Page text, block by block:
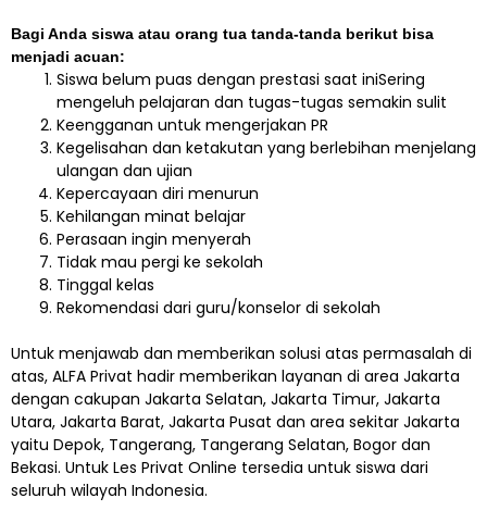
Bagi Anda siswa atau orang tua tanda-tanda berikut bisa
menjadi acuan:
Siswa belum puas dengan prestasi saat iniSering
mengeluh pelajaran dan tugas-tugas semakin sulit
Keengganan untuk mengerjakan PR
Kegelisahan dan ketakutan yang berlebihan menjelang
ulangan dan ujian
Kepercayaan diri menurun
Kehilangan minat belajar
Perasaan ingin menyerah
Tidak mau pergi ke sekolah
Tinggal kelas
Rekomendasi dari guru/konselor di sekolah
Untuk menjawab dan memberikan solusi atas permasalah di
atas, ALFA Privat hadir memberikan layanan di area Jakarta
dengan cakupan Jakarta Selatan, Jakarta Timur, Jakarta
Utara, Jakarta Barat, Jakarta Pusat dan area sekitar Jakarta
yaitu Depok, Tangerang, Tangerang Selatan, Bogor dan
Bekasi. Untuk Les Privat Online tersedia untuk siswa dari
seluruh wilayah Indonesia.